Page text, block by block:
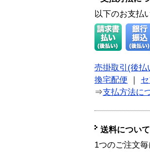
以下のお支払
売掛取引(後払
換宅配便
⇒支払方法に
送料について
1つのご注文毎